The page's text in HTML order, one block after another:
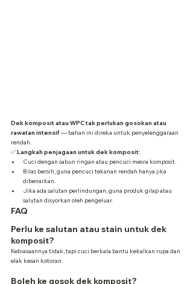
Dek komposit atau WPC tak perlukan gosokan atau
rawatan intensif — bahan ini direka untuk penyelenggaraan
rendah.
✅ Langkah penjagaan untuk dek komposit:
Cuci dengan sabun ringan atau pencuci mesra komposit.
Bilas bersih; guna pencuci tekanan rendah hanya jika
dibenarkan.
Jika ada salutan perlindungan, guna produk gilap atau
salutan disyorkan oleh pengeluar.
FAQ
Perlu ke salutan atau stain untuk dek
komposit?
Kebiasaannya tidak; tapi cuci berkala bantu kekalkan rupa dan
elak kesan kotoran.
Boleh ke gosok dek komposit?